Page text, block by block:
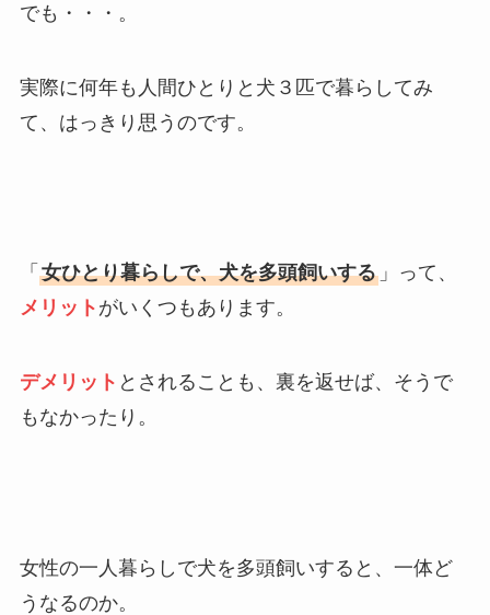
でも・・・。
実際に何年も人間ひとりと犬３匹で暮らしてみ
て、はっきり思うのです。
「 女ひとり暮らしで、犬を多頭飼いする」って、
メリット がいくつもあります。
デメリット とされることも、裏を返せば、そうで
もなかったり。
女性の一人暮らしで犬を多頭飼いすると、一体ど
うなるのか。